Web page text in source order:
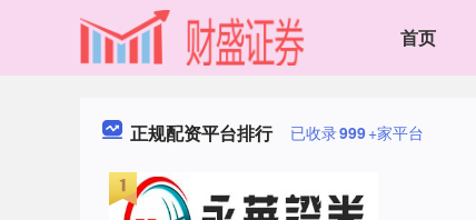
首页
正规配资平台排行 已收录999+家平台